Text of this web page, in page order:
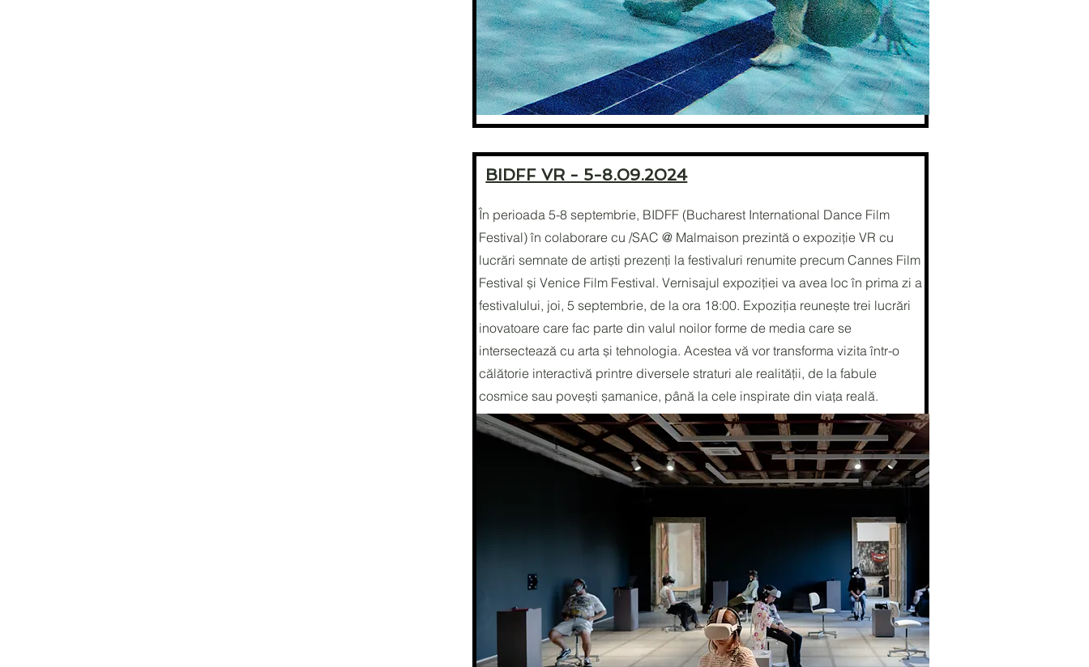
BIDFF VR - 5-8.09.2024
În perioada 5-8 septembrie, BIDFF (Bucharest International Dance Film
Festival) în colaborare cu /SAC @ Malmaison prezintă o expoziție VR cu
lucrări semnate de artiști prezenți la festivaluri renumite precum Cannes Film
Festival și Venice Film Festival. Vernisajul expoziției va avea loc în prima zi a
festivalului, joi, 5 septembrie, de la ora 18:00. Expoziția reunește trei lucrări
inovatoare care fac parte din valul noilor forme de media care se
intersectează cu arta și tehnologia. Acestea vă vor transforma vizita într-o
călătorie interactivă printre diversele straturi ale realității, de la fabule
cosmice sau povești șamanice, până la cele inspirate din viața reală.